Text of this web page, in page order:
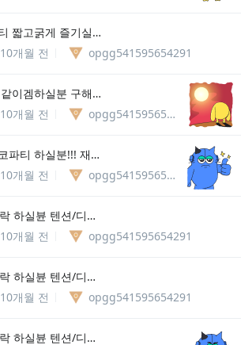
칼바람 디코파티 짧고굵게 즐기실분!!!
10개월 전 opgg541595654291
칼바 디코파티 같이겜하실분 구해요 >_<
10개월 전 opgg541595654291
칼바람나락 디코파티 하실분!!! 재밌게해보아요
10개월 전 opgg541595654291
😄😄 칼바람나락 하실뷴 텐션/디코 필슈 😄😄 (4/5)
10개월 전 opgg541595654291
😄😄 칼바람나락 하실뷴 텐션/디코 필슈 😄😄
10개월 전 opgg541595654291
😄😄 칼바람나락 하실뷴 텐션/디코 필슈 😄😄